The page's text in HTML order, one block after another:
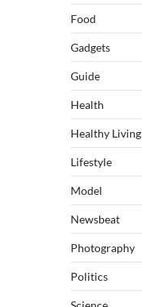
Food
Gadgets
Guide
Health
Healthy Living
Lifestyle
Model
Newsbeat
Photography
Politics